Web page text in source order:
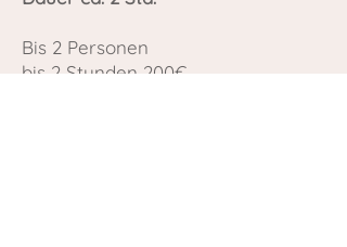
​Bis 2 Personen
bis 2 Stunden 200€